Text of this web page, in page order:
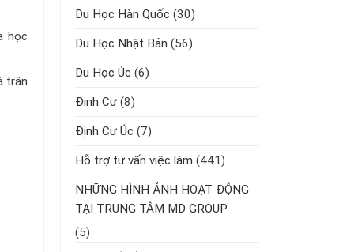
học
trân
Du Học Hàn Quốc (30)
Du Học Nhật Bản (56)
Du Học Úc (6)
Định Cư (8)
Định Cư Úc (7)
Hỗ trợ tư vấn việc làm (441)
NHỮNG HÌNH ẢNH HOẠT ĐỘNG
TẠI TRUNG TÂM MD GROUP
(5)